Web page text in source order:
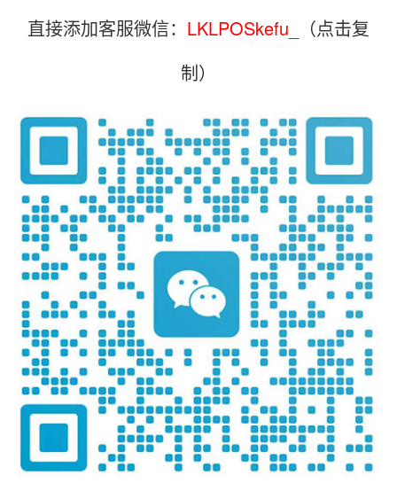
直接添加客服微信： LKLPOSkefu_
（点击复
制）